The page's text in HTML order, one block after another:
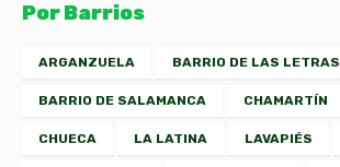
Por Barrios
ARGANZUELA BARRIO DE LAS LETRAS
BARRIO DE SALAMANCA CHAMARTÍN
CHUECA LA LATINA LAVAPIÉS